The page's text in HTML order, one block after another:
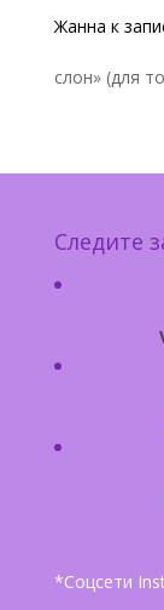
Жанна к
слон» (для
Следите
*Соцсети